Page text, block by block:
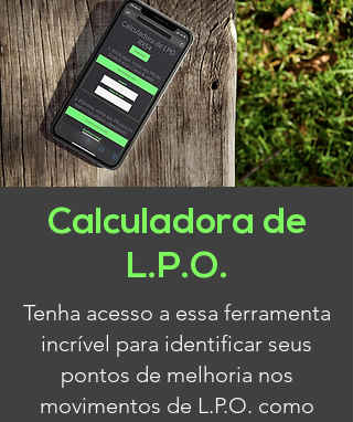
Calculadora de
L.P.O.
Tenha acesso a essa ferramenta
incrível para identificar seus
pontos de melhoria nos
movimentos de L.P.O. como